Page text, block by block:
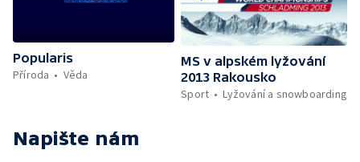
Popularis
Příroda
Věda
MS v alpském lyžování
2013 Rakousko
Sport
Lyžování a snowboarding
Napište nám